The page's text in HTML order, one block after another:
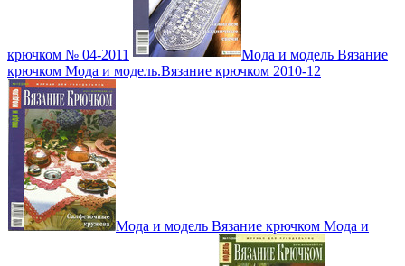
крючком № 04-2011
Мода и модель Вязание
крючком Мода и модель.Вязание крючком 2010-12
Мода и модель Вязание крючком Мода и